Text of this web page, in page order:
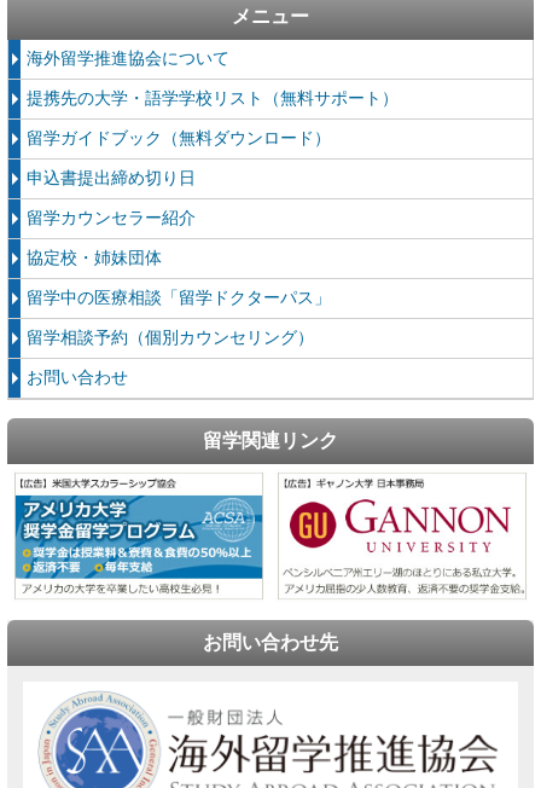
メニュー
海外留学推進協会について
提携先の大学・語学学校リスト（無料サポート）
留学ガイドブック（無料ダウンロード）
申込書提出締め切り日
留学カウンセラー紹介
協定校・姉妹団体
留学中の医療相談「留学ドクターパス」
留学相談予約（個別カウンセリング）
お問い合わせ
留学関連リンク
お問い合わせ先